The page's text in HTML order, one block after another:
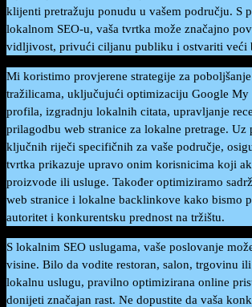
klijenti pretražuju ponudu u vašem području. S
lokalnom SEO-u, vaša tvrtka može značajno
vidljivost, privući ciljanu publiku i ostvariti veći
Mi koristimo provjerene strategije za
tražilicama, uključujući optimizaciju Google My
profila, izgradnju lokalnih citata, upravljanje
prilagodbu web stranice za lokalne pretrage. Uz
ključnih riječi specifičnih za vaše područje,
tvrtka prikazuje upravo onim korisnicima koji
proizvode ili usluge. Također optimiziramo
web stranice i lokalne backlinkove kako bismo
autoritet i konkurentsku prednost na tržištu.
S lokalnim SEO uslugama, vaše poslovanje
visine. Bilo da vodite restoran, salon, trgovinu
lokalnu uslugu, pravilno optimizirana online
donijeti značajan rast. Ne dopustite da vaša